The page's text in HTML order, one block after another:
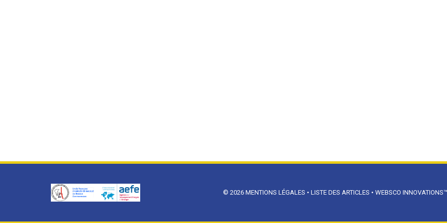
© 2026 MENTIONS LÉGALES • LISTE DES ARTICLES • WEBSCO INNOVATIONS™